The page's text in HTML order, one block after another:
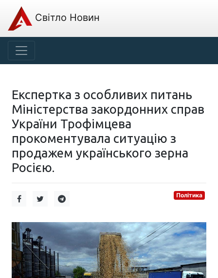
Світло Новин
Експертка з особливих питань
Міністерства закордонних справ
України Трофімцева
прокоментувала ситуацію з
продажем українського зерна
Росією.
Політика